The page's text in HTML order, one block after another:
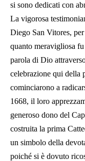
si sono dedicati con
La vigorosa
Diego San Vitores,
quanto meravigliosa
parola di Dio
celebrazione qui della
cominciarono a
1668, il loro
generoso dono del
costruita la prima
un simbolo della
poiché si è dovuto